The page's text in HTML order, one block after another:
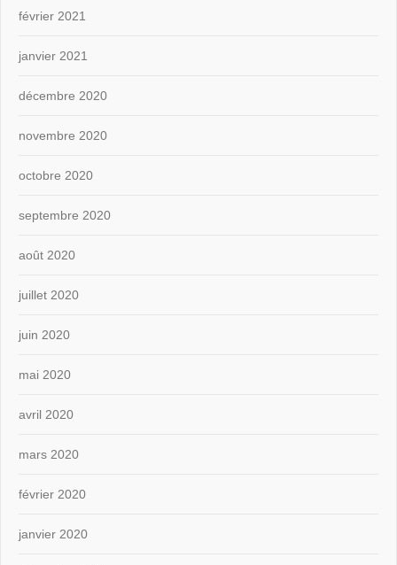
février 2021
janvier 2021
décembre 2020
novembre 2020
octobre 2020
septembre 2020
août 2020
juillet 2020
juin 2020
mai 2020
avril 2020
mars 2020
février 2020
janvier 2020